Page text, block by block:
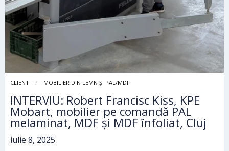
CLIENT MOBILIER DIN LEMN ȘI PAL/MDF
INTERVIU: Robert Francisc Kiss, KPE
Mobart, mobilier pe comandă PAL
melaminat, MDF și MDF înfoliat, Cluj
iulie 8, 2025